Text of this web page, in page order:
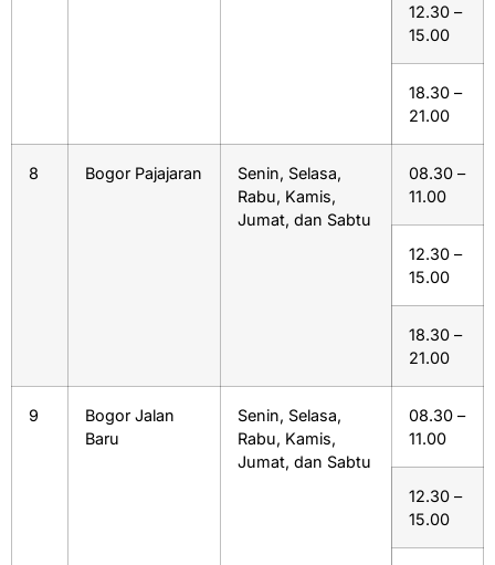
12.30 –
15.00
18.30 –
21.00
8 Bogor Pajajaran
Senin, Selasa,
Rabu, Kamis,
Jumat, dan Sabtu
08.30 –
11.00
12.30 –
15.00
18.30 –
21.00
9
Bogor Jalan
Baru
Senin, Selasa,
Rabu, Kamis,
Jumat, dan Sabtu
08.30 –
11.00
12.30 –
15.00